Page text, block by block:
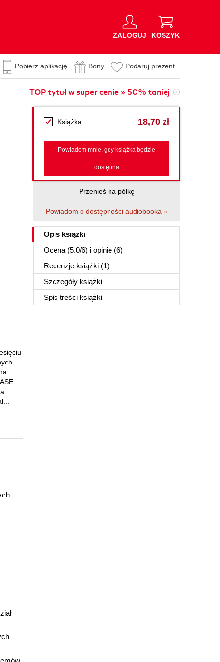
ZALOGUJ KOSZYK
Pobierz aplikację Bony Podaruj prezent
TOP tytuł w super cenie » 50% taniej
Książka 18,70 zł
Powiadom mnie, gdy książka będzie
dostępna
Przenieś na półkę
Powiadom o dostępności audiobooka »
Opis książki
Ocena (5.0/6) i opinie (6)
Recenzje książki (1)
Szczegóły książki
Spis treści książki